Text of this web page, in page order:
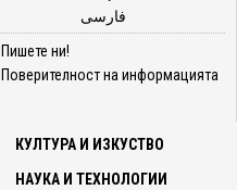
فارسی
Пишете ни!
Поверителност на информацията
КУЛТУРА И ИЗКУСТВО
НАУКА И ТЕХНОЛОГИИ